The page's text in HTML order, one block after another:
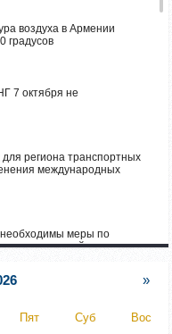
воздуха в Армении
градусов
7 октября не
региона транспортных
международных
меры по
испанский депутат
ВС Армении,
»
Пят Суб Вос